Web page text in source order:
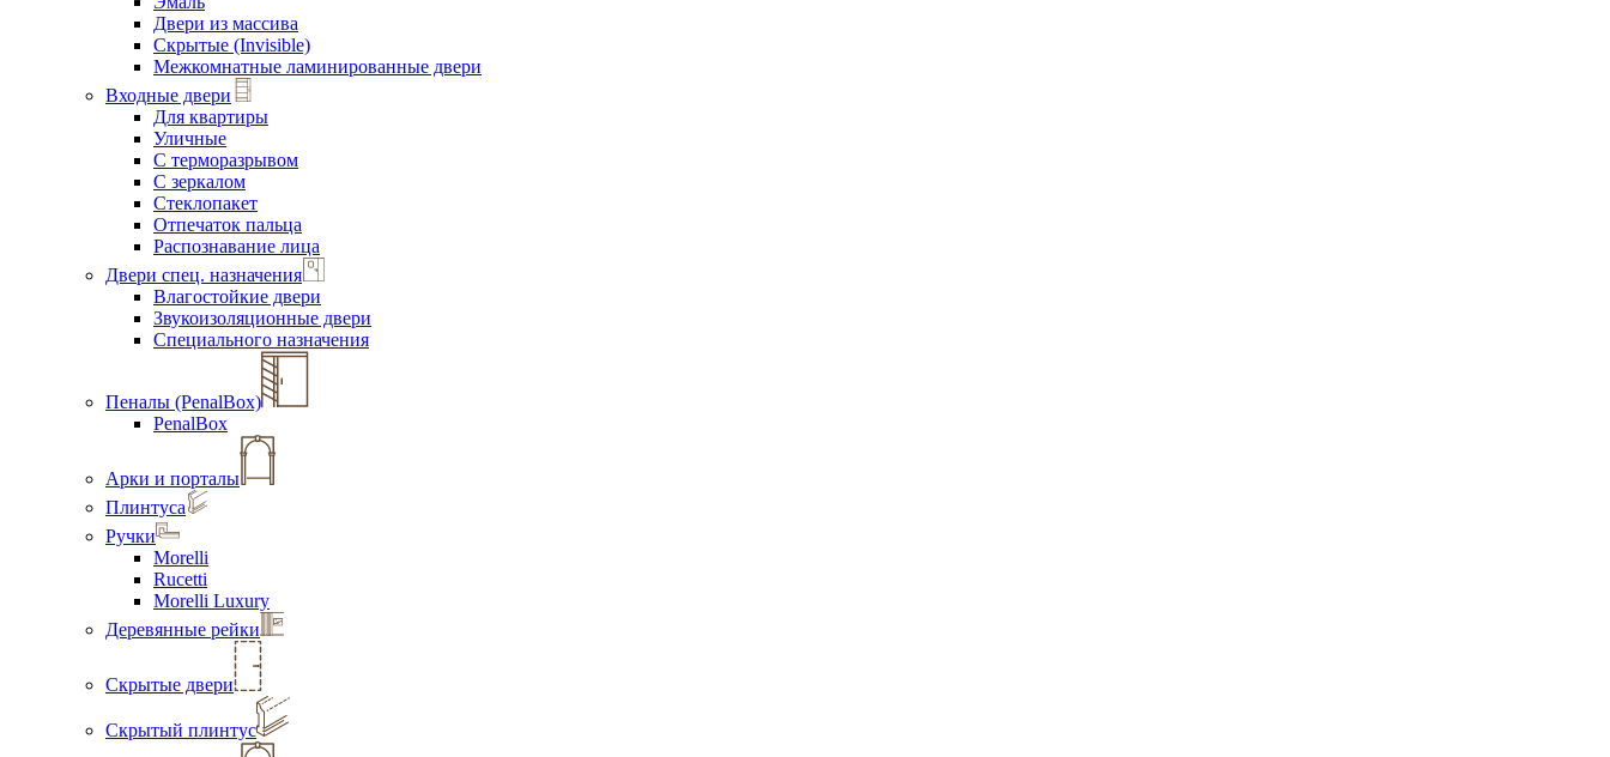
Двери из массива
Скрытые (Invisible)
Межкомнатные ламинированные двери
Входные двери
Для квартиры
Уличные
С терморазрывом
С зеркалом
Стеклопакет
Отпечаток пальца
Распознавание лица
Двери спец. назначения
Влагостойкие двери
Звукоизоляционные двери
Специального назначения
Пеналы (PenalBox)
PenalBox
Арки и порталы
Плинтуса
Ручки
Morelli
Rucetti
Morelli Luxury
Деревянные рейки
Скрытые двери
Скрытый плинтус